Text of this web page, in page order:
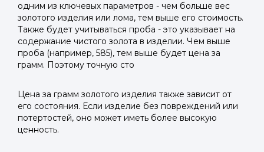
одним из ключевых параметров - чем больше вес
золотого изделия или лома, тем выше его стоимость.
Также будет учитываться проба - это указывает на
содержание чистого золота в изделии. Чем выше
проба (например, 585), тем выше будет цена за
грамм. Поэтому точную сто
Цена за грамм золотого изделия также зависит от
его состояния. Если изделие без повреждений или
потертостей, оно может иметь более высокую
ценность.